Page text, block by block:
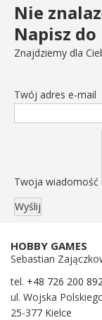
Nie
Napisz do
Znajdziemy dla
Twój adres e-mail
Twoja wiadomość
HOBBY GAMES
Sebastian
tel. +48 726 200
ul. Wojska
25-377 Kielce